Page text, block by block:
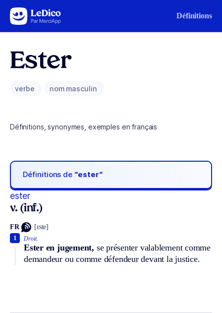
Aller au contenu Définitions
Ester
verbe nom masculin
Définitions, synonymes, exemples en français
Définitions de “ester“
ester
v. (inf.)
FR [ɛste]
Droit.
Ester en jugement, se présenter valablement comme
demandeur ou comme défendeur devant la justice.
1